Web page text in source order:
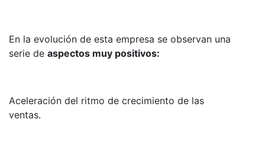
En la evolución de esta empresa se observan una
serie de aspectos muy positivos:
Aceleración del ritmo de crecimiento de las
ventas.